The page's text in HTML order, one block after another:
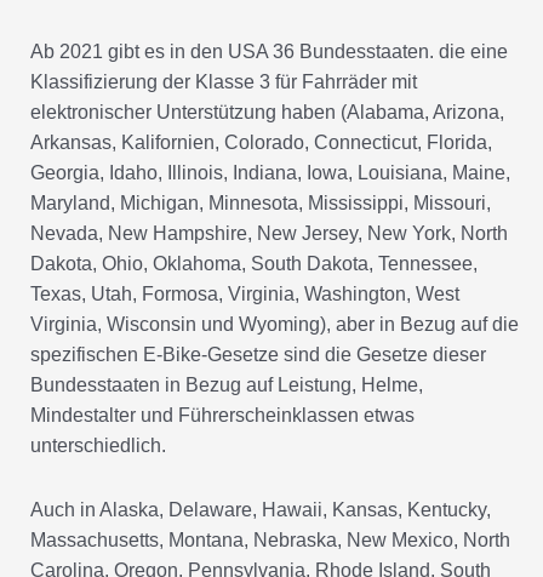
Ab 2021 gibt es in den USA 36 Bundesstaaten. die eine
Klassifizierung der Klasse 3 für Fahrräder mit
elektronischer Unterstützung haben (Alabama, Arizona,
Arkansas, Kalifornien, Colorado, Connecticut, Florida,
Georgia, Idaho, Illinois, Indiana, Iowa, Louisiana, Maine,
Maryland, Michigan, Minnesota, Mississippi, Missouri,
Nevada, New Hampshire, New Jersey, New York, North
Dakota, Ohio, Oklahoma, South Dakota, Tennessee,
Texas, Utah, Formosa, Virginia, Washington, West
Virginia, Wisconsin und Wyoming), aber in Bezug auf die
spezifischen E-Bike-Gesetze sind die Gesetze dieser
Bundesstaaten in Bezug auf Leistung, Helme,
Mindestalter und Führerscheinklassen etwas
unterschiedlich.
Auch in Alaska, Delaware, Hawaii, Kansas, Kentucky,
Massachusetts, Montana, Nebraska, New Mexico, North
Carolina, Oregon, Pennsylvania, Rhode Island, South